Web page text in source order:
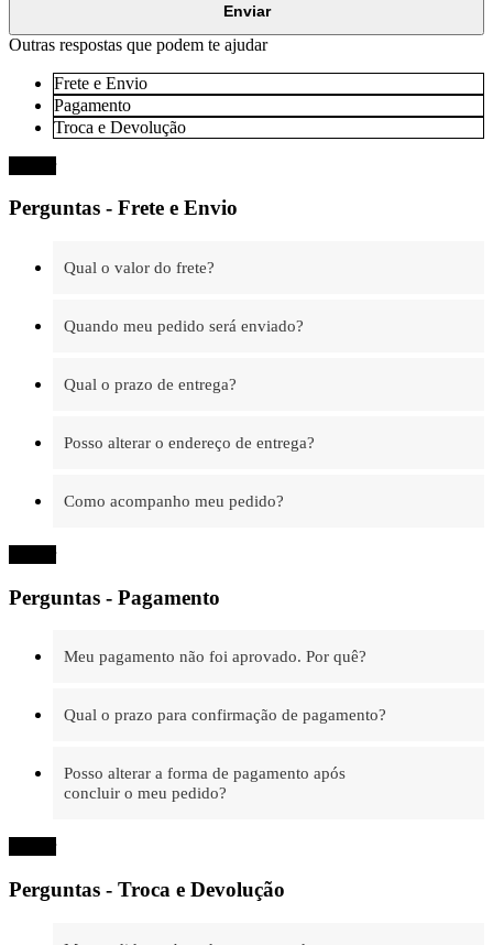
Enviar
Outras respostas que podem te ajudar
Frete e Envio
Pagamento
Troca e Devolução
Perguntas - Frete e Envio
Qual o valor do frete?
Quando meu pedido será enviado?
Qual o prazo de entrega?
Posso alterar o endereço de entrega?
Como acompanho meu pedido?
Perguntas - Pagamento
Meu pagamento não foi aprovado. Por quê?
Qual o prazo para confirmação de pagamento?
Posso alterar a forma de pagamento após
concluir o meu pedido?
Perguntas - Troca e Devolução